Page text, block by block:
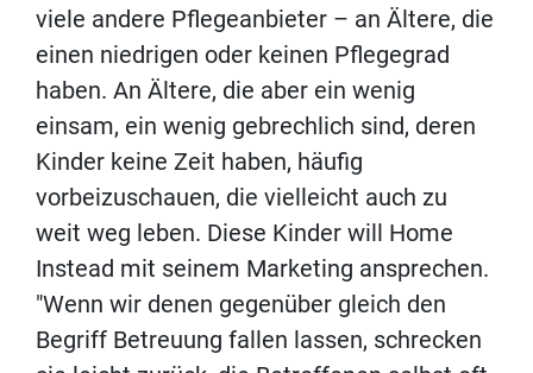
viele andere Pflegeanbieter – an Ältere, die
einen niedrigen oder keinen Pflegegrad
haben. An Ältere, die aber ein wenig
einsam, ein wenig gebrechlich sind, deren
Kinder keine Zeit haben, häufig
vorbeizuschauen, die vielleicht auch zu
weit weg leben. Diese Kinder will Home
Instead mit seinem Marketing ansprechen.
"Wenn wir denen gegenüber gleich den
Begriff Betreuung fallen lassen, schrecken